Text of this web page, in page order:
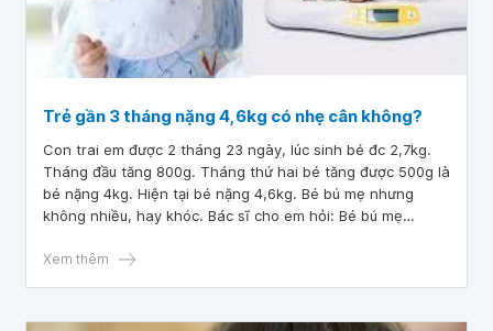
Trẻ gần 3 tháng nặng 4,6kg có nhẹ cân không?
Con trai em được 2 tháng 23 ngày, lúc sinh bé đc 2,7kg.
Tháng đầu tăng 800g. Tháng thứ hai bé tăng được 500g là
bé nặng 4kg. Hiện tại bé nặng 4,6kg. Bé bú mẹ nhưng
không nhiều, hay khóc. Bác sĩ cho em hỏi: Bé bú mẹ
3 tháng nặng 4,6kg có nhẹ cân không? Em cần phải làm gì
Xem thêm